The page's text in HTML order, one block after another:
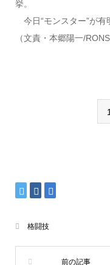
挙。
今日“モンスター”が有
（文責・本郷陽一/
格闘技